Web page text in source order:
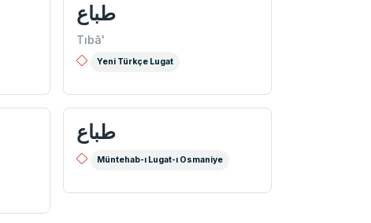
طباع
Tıbâ'
Yeni Türkçe Lugat
طباع
Müntehab-ı Lugat-ı Osmaniye